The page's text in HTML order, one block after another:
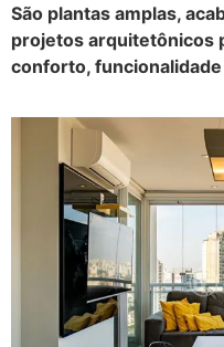
São plantas amplas,
projetos arquitetônicos
conforto, funcionalidade